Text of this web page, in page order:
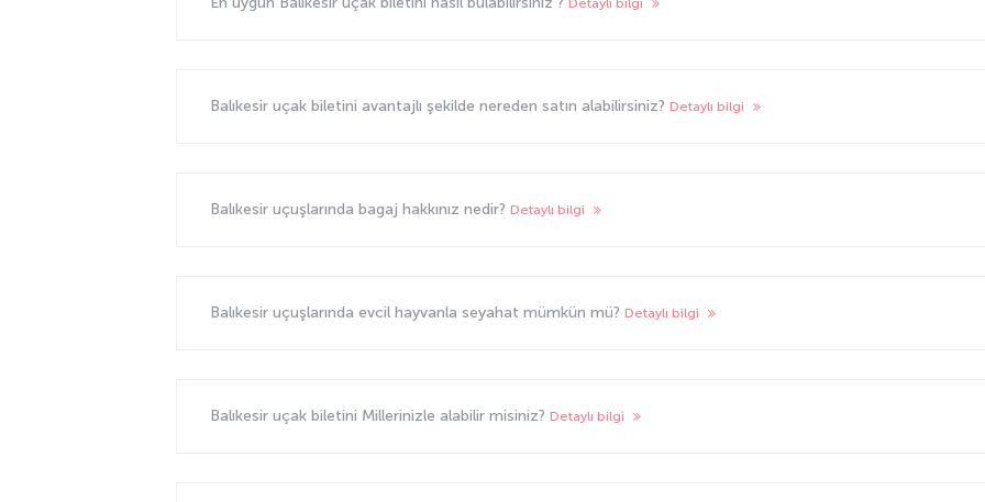
Balıkesir uçak biletini avantajlı şekilde nereden satın alabilirsiniz? Detaylı bilgi
Balıkesir uçuşlarında bagaj hakkınız nedir? Detaylı bilgi
Balıkesir uçuşlarında evcil hayvanla seyahat mümkün mü? Detaylı bilgi
Balıkesir uçak biletini Millerinizle alabilir misiniz? Detaylı bilgi